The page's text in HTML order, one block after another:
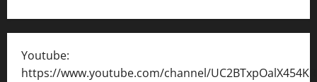
Youtube:
https://www.youtube.com/channel/